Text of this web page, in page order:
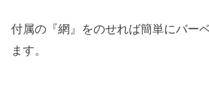
付属の『網』をのせれば簡単にバー
ます。